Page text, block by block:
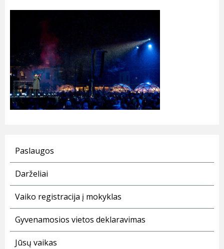
Paslaugos
Darželiai
Vaiko registracija į mokyklas
Gyvenamosios vietos deklaravimas
Jūsų vaikas